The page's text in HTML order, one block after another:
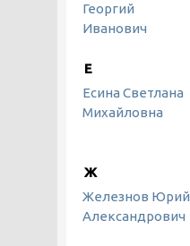
Георгий
Иванович
Е
Есина Светлана
Михайловна
Ж
Железнов Юрий
Александрович